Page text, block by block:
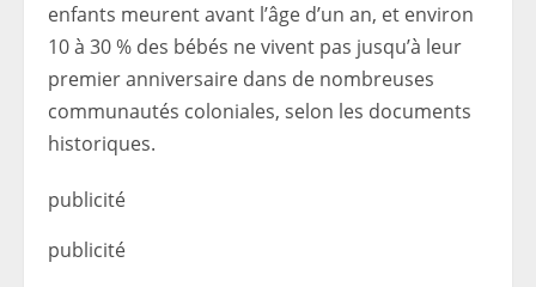
enfants meurent avant l’âge d’un an, et environ
10 à 30 % des bébés ne vivent pas jusqu’à leur
premier anniversaire dans de nombreuses
communautés coloniales, selon les documents
historiques.
publicité
publicité